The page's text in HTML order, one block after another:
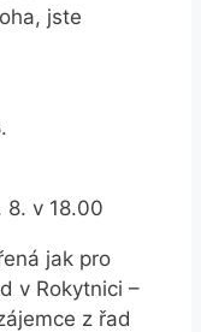
jste
8. v 18.00
jak pro
v Rokytnici –
z řad